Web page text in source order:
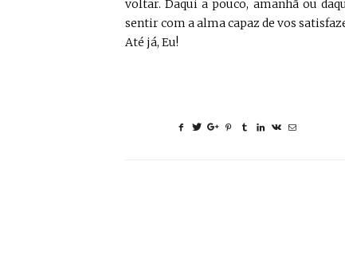
voltar. Daqui a pouco, amanhã ou
sentir com a alma capaz de vos
Até já, Eu!